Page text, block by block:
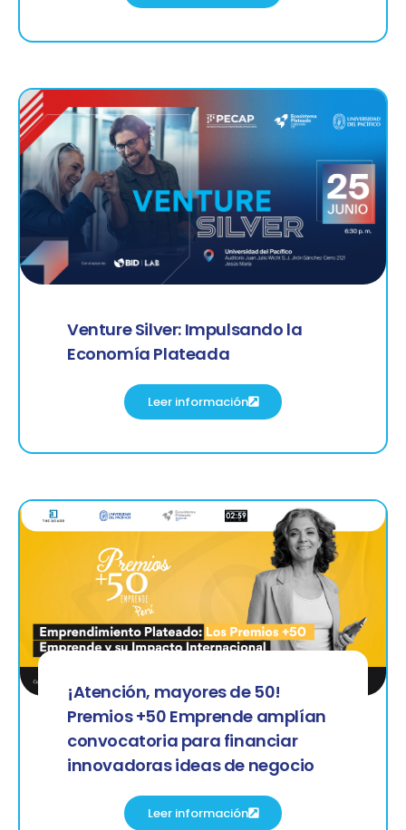
Venture Silver: Impulsando la
Economía Plateada
Leer información
¡Atención, mayores de 50!
Premios +50 Emprende amplían
convocatoria para financiar
innovadoras ideas de negocio
Leer información